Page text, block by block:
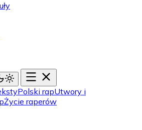
Polski rapUtwory i
Życie raperów